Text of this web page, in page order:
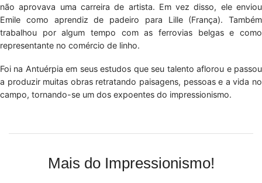
não aprovava uma carreira de artista. Em vez disso, ele enviou
Emile como aprendiz de padeiro para Lille (França). Também
trabalhou por algum tempo com as ferrovias belgas e como
representante no comércio de linho.
Foi na Antuérpia em seus estudos que seu talento aflorou e passou
a produzir muitas obras retratando paisagens, pessoas e a vida no
campo, tornando-se um dos expoentes do impressionismo.
Mais do Impressionismo!